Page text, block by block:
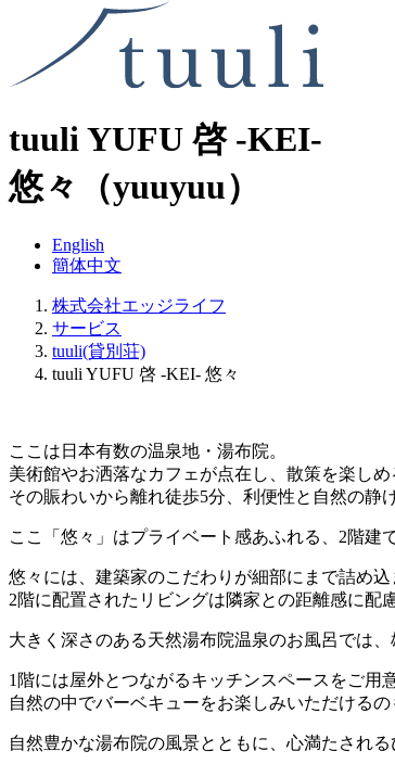
tuuli YUFU 啓 -KEI-
悠々
（yuuyuu）
English
簡体中文
株式会社エッジライフ
サービス
tuuli(貸別荘)
tuuli YUFU 啓 -KEI- 悠々
ここは日本有数の温泉地・湯布院。
美術館やお洒落なカフェが点在し、散策を楽しめ
その賑わいから離れ徒歩5分、利便性と自然の静
ここ「悠々」はプライベート感あふれる、2階建
悠々には、建築家のこだわりが細部にまで詰め込
2階に配置されたリビングは隣家との距離感に配
大きく深さのある天然湯布院温泉のお風呂では
1階には屋外とつながるキッチンスペースをご用意
自然の中でバーベキューをお楽しみいただける
自然豊かな湯布院の風景とともに、心満たされる